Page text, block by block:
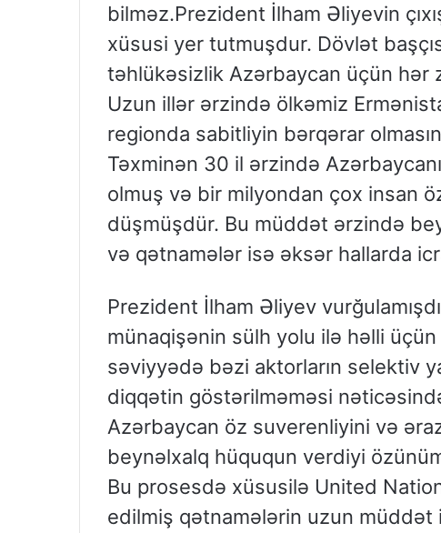
bilməz.Prezident İlham Əliyevin
xüsusi yer tutmuşdur. Dövlət
təhlükəsizlik Azərbaycan üçün hər
Uzun illər ərzində ölkəmiz
regionda sabitliyin bərqərar
Təxminən 30 il ərzində
olmuş və bir milyondan çox insan
düşmüşdür. Bu müddət ərzində
və qətnamələr isə əksər hallarda
Prezident İlham Əliyev
münaqişənin sülh yolu ilə həlli
səviyyədə bəzi aktorların selektiv
diqqətin göstərilməməsi
Azərbaycan öz suverenliyini və
beynəlxalq hüququn verdiyi
Bu prosesdə xüsusilə United
edilmiş qətnamələrin uzun müddət